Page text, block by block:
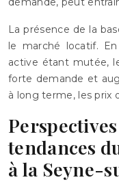
La présence de la
le marché locatif.
active étant mutée,
forte demande et
à long terme, les prix
tendances
à la Seyne-